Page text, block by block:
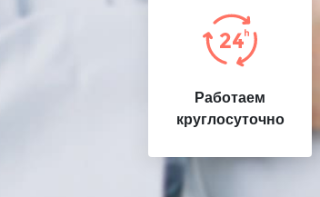
Работаем
круглосуточно